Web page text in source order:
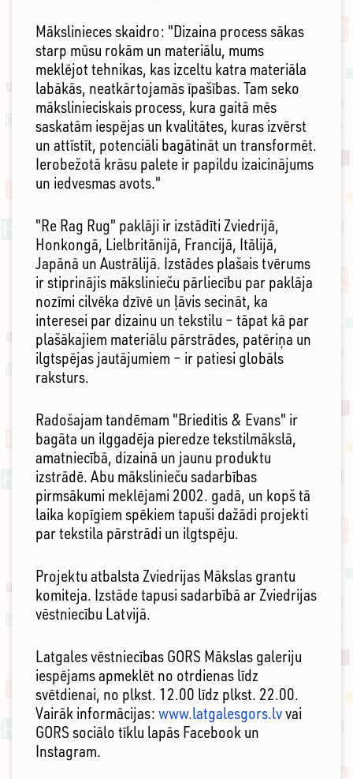
Mākslinieces skaidro: "Dizaina process sākas
starp mūsu rokām un materiālu, mums
meklējot tehnikas, kas izceltu katra materiāla
labākās, neatkārtojamās īpašības. Tam seko
mākslinieciskais process, kura gaitā mēs
saskatām iespējas un kvalitātes, kuras izvērst
un attīstīt, potenciāli bagātināt un transformēt.
Ierobežotā krāsu palete ir papildu izaicinājums
un iedvesmas avots."
"Re Rag Rug" paklāji ir izstādīti Zviedrijā,
Honkongā, Lielbritānijā, Francijā, Itālijā,
Japānā un Austrālijā. Izstādes plašais tvērums
ir stiprinājis mākslinieču pārliecību par paklāja
nozīmi cilvēka dzīvē un ļāvis secināt, ka
interesei par dizainu un tekstilu – tāpat kā par
plašākajiem materiālu pārstrādes, patēriņa un
ilgtspējas jautājumiem – ir patiesi globāls
raksturs.
Radošajam tandēmam "Brieditis & Evans" ir
bagāta un ilggadēja pieredze tekstilmākslā,
amatniecībā, dizainā un jaunu produktu
izstrādē. Abu mākslinieču sadarbības
pirmsākumi meklējami 2002. gadā, un kopš tā
laika kopīgiem spēkiem tapuši dažādi projekti
par tekstila pārstrādi un ilgtspēju.
Projektu atbalsta Zviedrijas Mākslas grantu
komiteja. Izstāde tapusi sadarbībā ar Zviedrijas
vēstniecību Latvijā.
Latgales vēstniecības GORS Mākslas galeriju
iespējams apmeklēt no otrdienas līdz
svētdienai, no plkst. 12.00 līdz plkst. 22.00.
Vairāk informācijas: www.latgalesgors.lvvai
GORS sociālo tīklu lapās Facebook un
Instagram.